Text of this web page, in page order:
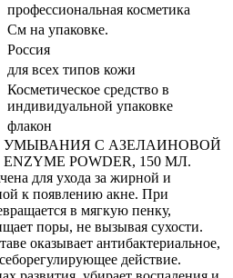
профессиональная косметика
См на упаковке.
Россия
для всех типов кожи
Косметическое средство в
индивидуальной упаковке
флакон
УМЫВАНИЯ С АЗЕЛАИНОВОЙ
POWDER, 150 МЛ.
для ухода за жирной и
к появлению акне. При
в мягкую пенку,
поры, не вызывая сухости.
оказывает антибактериальное,
действие.